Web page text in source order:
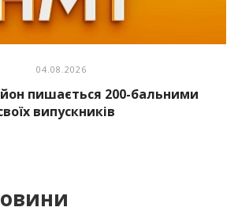
04.08.2026
пишається 200-бальними
випускників